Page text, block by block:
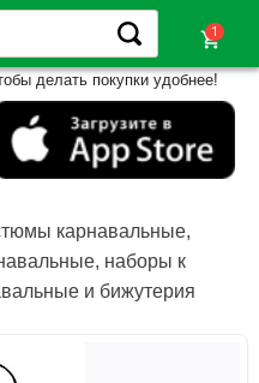
shopping_cart
делать покупки удобнее!
карнавальные,
наборы к
и бижутерия